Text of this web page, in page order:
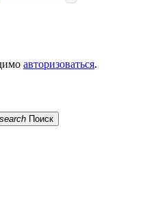
авторизоваться.
search Поиск